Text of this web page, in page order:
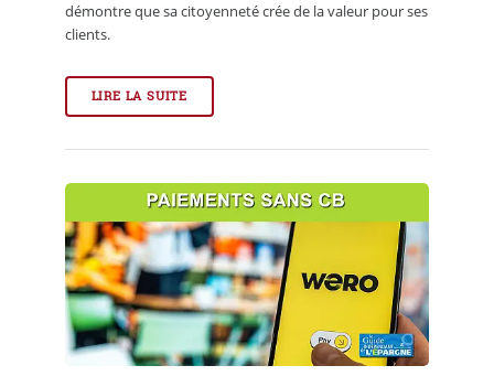
démontre que sa citoyenneté crée de la valeur pour ses
clients.
LIRE LA SUITE